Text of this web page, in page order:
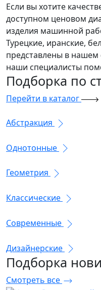
Если вы хотите
доступном ценовом
изделия машинной
Турецкие, иранские,
представлены в
наши специалисты
Подборка по
Перейти в каталог
Абстракция
Однотонные
Геометрия
Классические
Современные
Дизайнерские
Подборка
Смотреть все